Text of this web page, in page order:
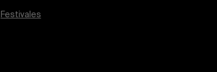
Festivales